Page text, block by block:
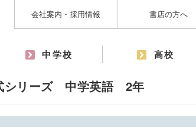
会社案内・採用情報 書店の方へ
中学校 高校
シリーズ 中学英語 2年